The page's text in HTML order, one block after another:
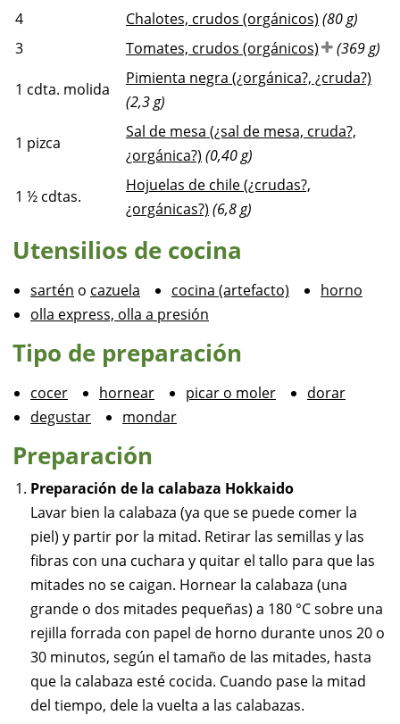
4
Chalotes, crudos (orgánicos) (80 g)
3
Tomates, crudos (orgánicos) (369 g)
1 cdta. molida
Pimienta negra (¿orgánica?, ¿cruda?)
(2,3 g)
1 pizca
Sal de mesa (¿sal de mesa, cruda?,
¿orgánica?) (0,40 g)
1 ½ cdtas.
Hojuelas de chile (¿crudas?,
¿orgánicas?) (6,8 g)
Utensilios de cocina
sartén o cazuela cocina (artefacto)
horno
olla express, olla a presión
Tipo de preparación
cocer hornear picar o moler
dorar
degustar
mondar
Preparación
Preparación de la calabaza Hokkaido
Lavar bien la calabaza (ya que se puede comer la
piel) y partir por la mitad. Retirar las semillas y las
fibras con una cuchara y quitar el tallo para que las
mitades no se caigan. Hornear la calabaza (una
grande o dos mitades pequeñas) a 180 °C sobre una
rejilla forrada con papel de horno durante unos 20 o
30 minutos, según el tamaño de las mitades, hasta
que la calabaza esté cocida. Cuando pase la mitad
del tiempo, dele la vuelta a las calabazas.